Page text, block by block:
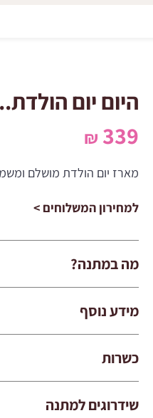
היום יום
339
₪
מארז יום הולדת מושלם
למחירון המשלוחים >
מה במתנה?
מידע נוסף
כשרות
שידרוגים למתנה